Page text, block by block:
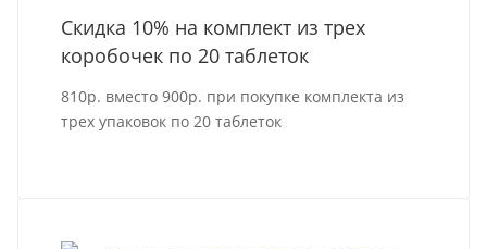
Скидка 10% на комплект из трех
коробочек по 20 таблеток
810р. вместо 900р. при покупке комплекта из
трех упаковок по 20 таблеток